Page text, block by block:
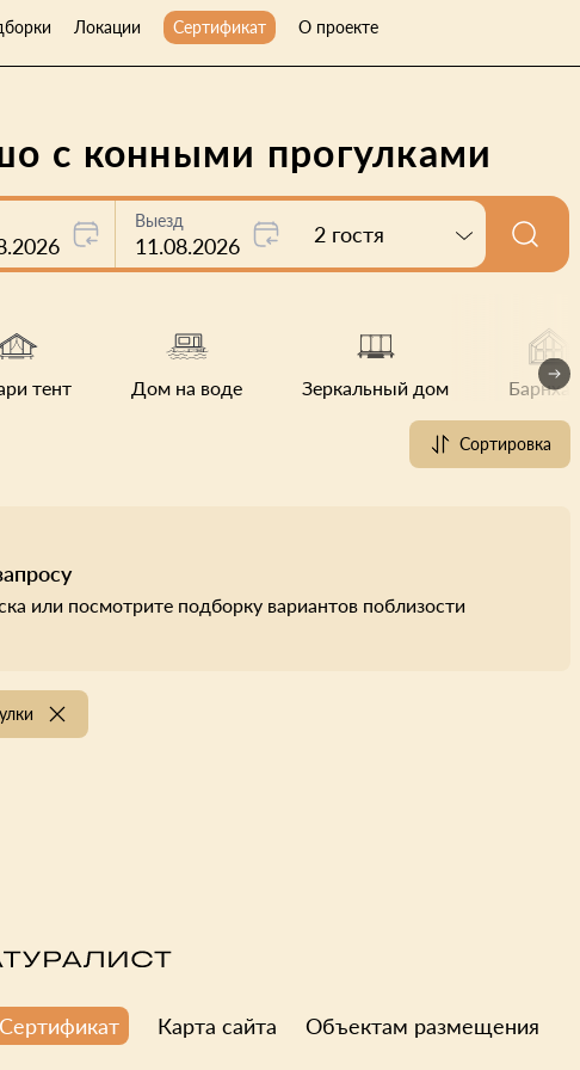
Локации Сертификат О проекте
с конными прогулками
Выезд
11.08.2026 2 гостя
тент Дом на воде Зеркальный дом Барнхауз
Сортировка
или посмотрите подборку вариантов поблизости
Сертификат Карта сайта Объектам размещения